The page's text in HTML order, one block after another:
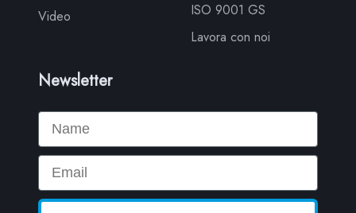
Video
ISO 9001 GS
Lavora con noi
Newsletter
Name
Email